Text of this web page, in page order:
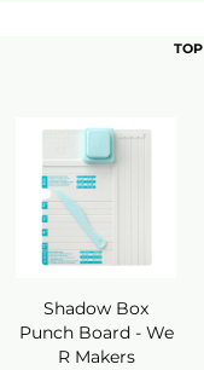
TOP
Shadow Box
Punch Board - We
R Makers